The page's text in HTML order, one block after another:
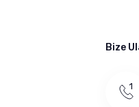
Bize